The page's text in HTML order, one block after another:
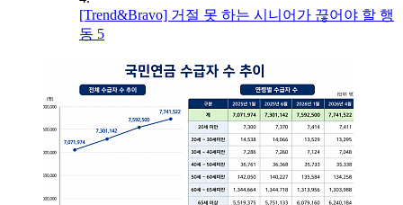
[Trend&Bravo] 거절 못 하는 시니어가 끊어야 할 행
동 5